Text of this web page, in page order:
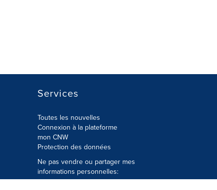
Services
Toutes les nouvelles
Connexion à la plateforme
mon CNW
Protection des données
Ne pas vendre ou partager mes
informations personnelles: